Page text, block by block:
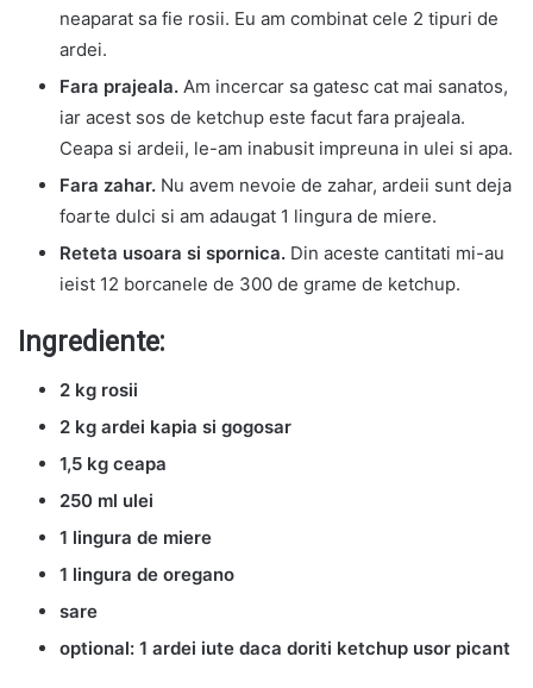
neaparat sa fie rosii. Eu am combinat cele 2 tipuri de
ardei.
Fara prajeala. Am incercar sa gatesc cat mai sanatos,
iar acest sos de ketchup este facut fara prajeala.
Ceapa si ardeii, le-am inabusit impreuna in ulei si apa.
Fara zahar. Nu avem nevoie de zahar, ardeii sunt deja
foarte dulci si am adaugat 1 lingura de miere.
Reteta usoara si spornica. Din aceste cantitati mi-au
ieist 12 borcanele de 300 de grame de ketchup.
Ingrediente:
2 kg rosii
2 kg ardei kapia si gogosar
1,5 kg ceapa
250 ml ulei
1 lingura de miere
1 lingura de oregano
sare
optional: 1 ardei iute daca doriti ketchup usor picant